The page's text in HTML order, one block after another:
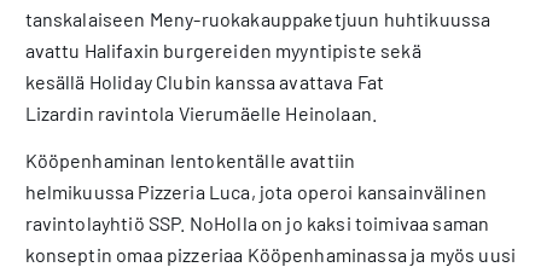
tanskalaiseen Meny-ruokakauppaketjuun huhtikuussa
avattu Halifaxin burgereiden myyntipiste sekä
kesällä Holiday Clubin kanssa avattava Fat
Lizardin ravintola Vierumäelle Heinolaan.
Kööpenhaminan lentokentälle avattiin
helmikuussa Pizzeria Luca, jota operoi kansainvälinen
ravintolayhtiö SSP. NoHolla on jo kaksi toimivaa saman
konseptin omaa pizzeriaa Kööpenhaminassa ja myös uusi